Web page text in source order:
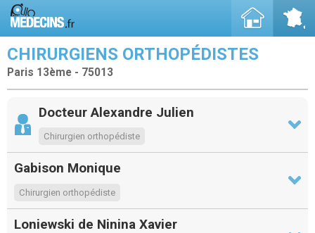
CHIRURGIENS ORTHOPÉDISTES
Paris 13ème - 75013
Docteur Alexandre Julien
Chirurgien orthopédiste
Gabison Monique
Chirurgien orthopédiste
Loniewski de Ninina Xavier